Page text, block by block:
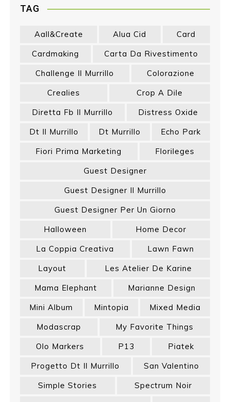
TAG
Aall&create Alua Cid
Card
Cardmaking
Carta Da Rivestimento
Challenge Il Murrillo
Colorazione
Crealies
Crop A Dile
Diretta Fb Il Murrillo
Distress Oxide
Dt Il Murrillo
Dt Murrillo
Echo Park
Fiori Prima Marketing
Florileges
Guest Designer
Guest Designer Il Murrillo
Guest Designer Per Un Giorno
Halloween
Home Decor
La Coppia Creativa
Lawn Fawn
Layout
Les Atelier De Karine
Mama Elephant
Marianne Design
Mini Album
Mintopia
Mixed Media
Modascrap
My Favorite Things
Olo Markers
P13
Piatek
Progetto Dt Il Murrillo
San Valentino
Simple Stories
Spectrum Noir